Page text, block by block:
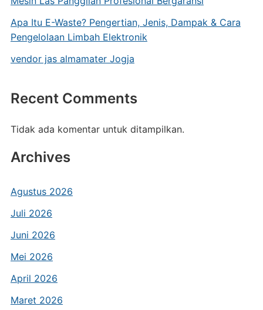
Apa Itu E-Waste? Pengertian, Jenis, Dampak & Cara
Pengelolaan Limbah Elektronik
vendor jas almamater Jogja
Recent Comments
Tidak ada komentar untuk ditampilkan.
Archives
Agustus 2026
Juli 2026
Juni 2026
Mei 2026
April 2026
Maret 2026